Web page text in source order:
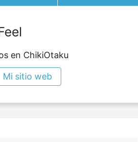
en ChikiOtaku
Mi sitio web